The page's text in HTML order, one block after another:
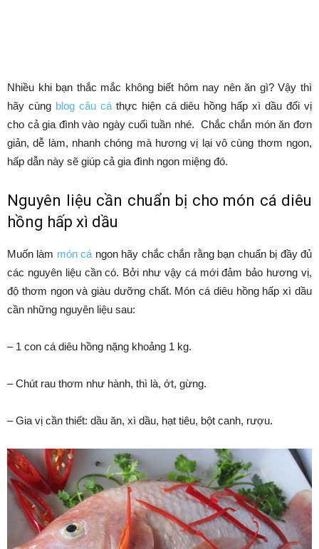
Nhiều khi bạn thắc mắc không biết hôm nay nên ăn gì? Vậy thì
hãy cùng blog câu cáthực hiện cá diêu hồng hấp xì dầu đổi vị
cho cả gia đình vào ngày cuối tuần nhé. Chắc chắn món ăn đơn
giản, dễ làm, nhanh chóng mà hương vị lại vô cùng thơm ngon,
hấp dẫn này sẽ giúp cả gia đình ngon miệng đó.
Nguyên liệu cần chuẩn bị cho món cá diêu
hồng hấp xì dầu
Muốn làm món cá ngon hãy chắc chắn rằng bạn chuẩn bị đầy đủ
các nguyên liệu cần có. Bởi như vậy cá mới đảm bảo hương vị,
độ thơm ngon và giàu dưỡng chất. Món cá diêu hồng hấp xì dầu
cần những nguyên liệu sau:
– 1 con cá diêu hồng nặng khoảng 1 kg.
– Chút rau thơm như hành, thì là, ớt, gừng.
– Gia vị cần thiết: dầu ăn, xì dầu, hạt tiêu, bột canh, rượu.